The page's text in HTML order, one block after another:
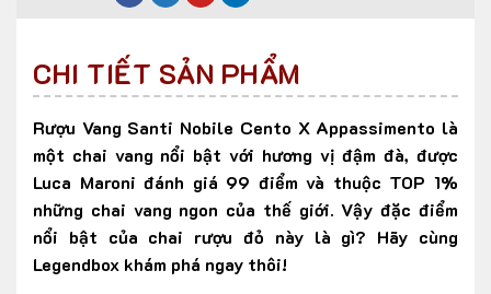
CHI TIẾT SẢN PHẨM
Rượu Vang Santi Nobile Cento X Appassimento là
một chai vang nổi bật với hương vị đậm đà, được
Luca Maroni đánh giá 99 điểm và thuộc TOP 1%
những chai vang ngon của thế giới. Vậy đặc điểm
nổi bật của chai rượu đỏ này là gì? Hãy cùng
Legendbox khám phá ngay thôi!